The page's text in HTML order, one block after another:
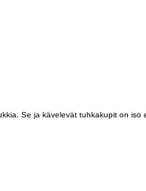
Se ja kävelevät tuhkakupit on iso